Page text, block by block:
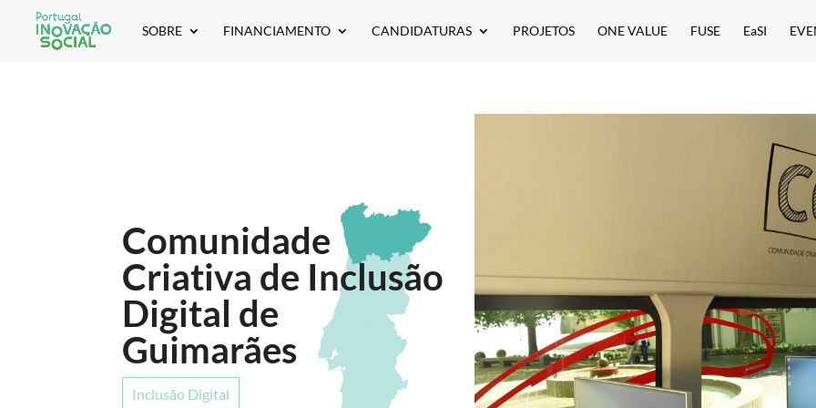
SOBRE FINANCIAMENTO CANDIDATURAS PROJETOS ONE VALUE FUSE EaSI
Comunidade
Criativa de Inclusão
Digital de
Guimarães
Inclusão Digital